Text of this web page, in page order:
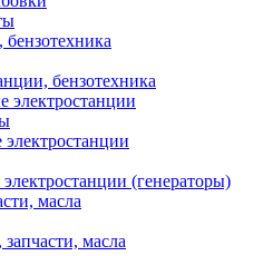
бензотехника
электростанции
(генераторы)
масла
масла